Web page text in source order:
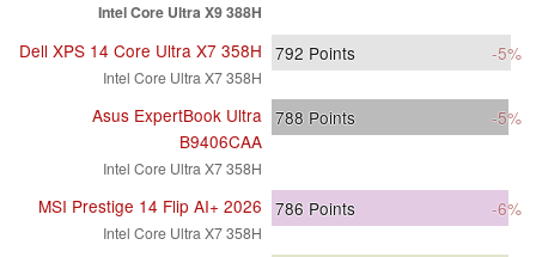
Intel Core Ultra X9 388H
Dell XPS 14 Core Ultra X7 358H
Intel Core Ultra X7 358H
792 Points -5%
Asus ExpertBook Ultra
B9406CAA
Intel Core Ultra X7 358H
788 Points -5%
MSI Prestige 14 Flip AI+ 2026
Intel Core Ultra X7 358H
786 Points -6%